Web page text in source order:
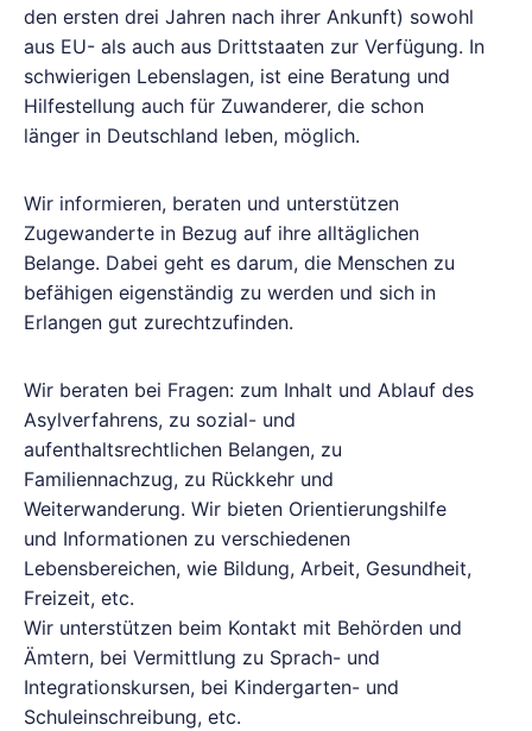
den ersten drei Jahren nach ihrer Ankunft) sowohl
aus EU- als auch aus Drittstaaten zur Verfügung. In
schwierigen Lebenslagen, ist eine Beratung und
Hilfestellung auch für Zuwanderer, die schon
länger in Deutschland leben, möglich.
Wir informieren, beraten und unterstützen
Zugewanderte in Bezug auf ihre alltäglichen
Belange. Dabei geht es darum, die Menschen zu
befähigen eigenständig zu werden und sich in
Erlangen gut zurechtzufinden.
Wir beraten bei Fragen: zum Inhalt und Ablauf des
Asylverfahrens, zu sozial- und
aufenthaltsrechtlichen Belangen, zu
Familiennachzug, zu Rückkehr und
Weiterwanderung. Wir bieten Orientierungshilfe
und Informationen zu verschiedenen
Lebensbereichen, wie Bildung, Arbeit, Gesundheit,
Freizeit, etc.
Wir unterstützen beim Kontakt mit Behörden und
Ämtern, bei Vermittlung zu Sprach- und
Integrationskursen, bei Kindergarten- und
Schuleinschreibung, etc.